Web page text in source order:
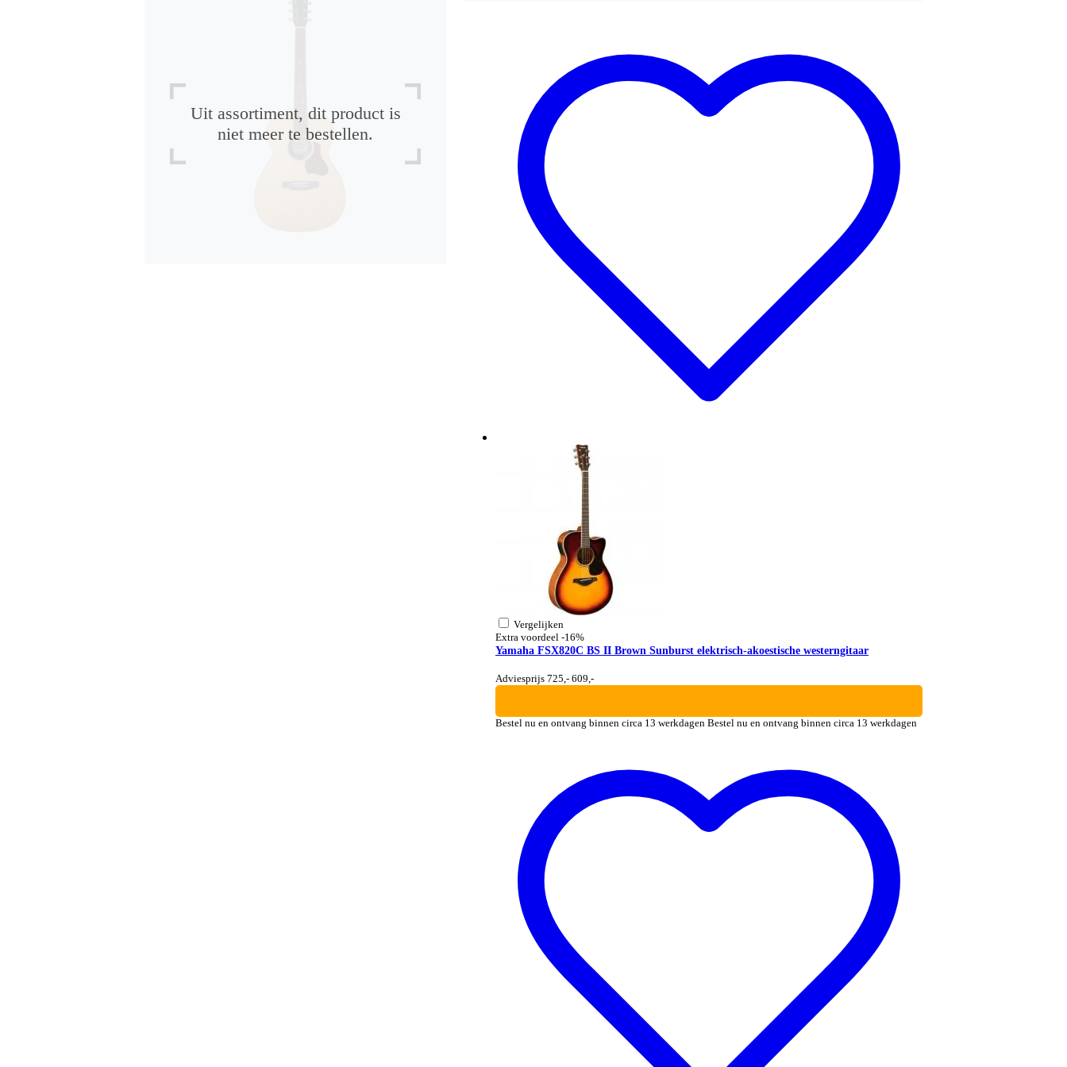
Uit assortiment, dit product is
niet meer te bestellen.
Vergelijken
Extra voordeel -16%
Yamaha FSX820C BS II Brown Sunburst elektrisch-akoestische westerngitaar
Adviesprijs 725,- 609,-
Bestel nu en ontvang binnen circa 13 werkdagen Bestel nu en ontvang binnen circa 13 werkdagen